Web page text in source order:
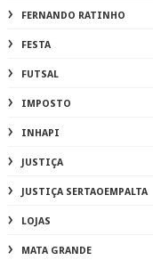
FERNANDO RATINHO
FESTA
FUTSAL
IMPOSTO
INHAPI
JUSTIÇA
JUSTIÇA SERTAOEMPALTA
LOJAS
MATA GRANDE